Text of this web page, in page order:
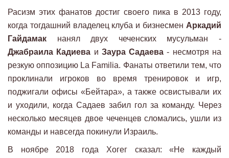
Расизм этих фанатов достиг своего пика в 2013 году,
когда тогдашний владелец клуба и бизнесмен Аркадий
Гайдамак нанял двух чеченских мусульман -
Джабраила Кадиева и Заура Садаева - несмотря на
резкую оппозицию La Familia. Фанаты ответили тем, что
проклинали игроков во время тренировок и игр,
поджигали офисы «Бейтара», а также освистывали их
и уходили, когда Садаев забил гол за команду. Через
несколько месяцев двое чеченцев сломались, ушли из
команды и навсегда покинули Израиль.
В ноябре 2018 года Хогег сказал: «Не каждый